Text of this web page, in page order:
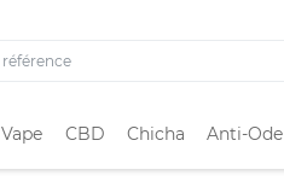
Vape CBD Chicha Anti-